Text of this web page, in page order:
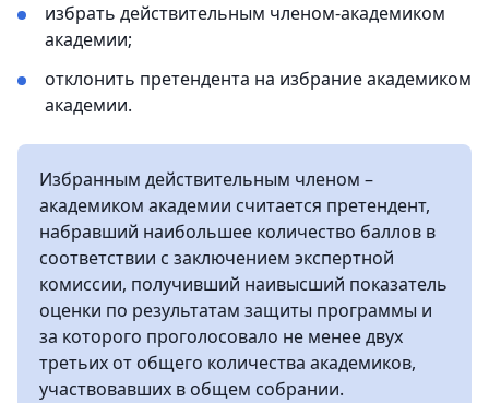
избрать действительным членом-академиком
академии;
отклонить претендента на избрание академиком
академии.
Избранным действительным членом –
академиком академии считается претендент,
набравший наибольшее количество баллов в
соответствии с заключением экспертной
комиссии, получивший наивысший показатель
оценки по результатам защиты программы и
за которого проголосовало не менее двух
третьих от общего количества академиков,
участвовавших в общем собрании.